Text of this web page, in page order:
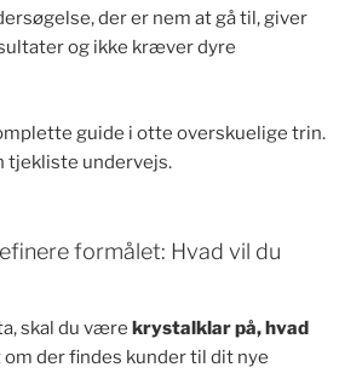
der er nem at gå til, giver
og ikke kræver dyre
guide i otte overskuelige trin.
tjekliste undervejs.
formålet: Hvad vil du
skal du være krystalklar på, hvad
om der findes kunder til dit nye